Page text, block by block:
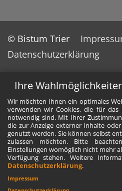
Ihre
Wir möchten Ihnen ein optimales
verwenden wir Cookies, die für das
notwendig sind. Mit Ihrer
die zur Anzeige externer Inhalte
genutzt werden. Sie können selbst
zulassen möchten. Bitte
Einstellungen womöglich nicht mehr
Verfügung stehen. Weitere
Datenschutzerklärung.
Impressum
© Bistum Trier
Datenschutzerklärung